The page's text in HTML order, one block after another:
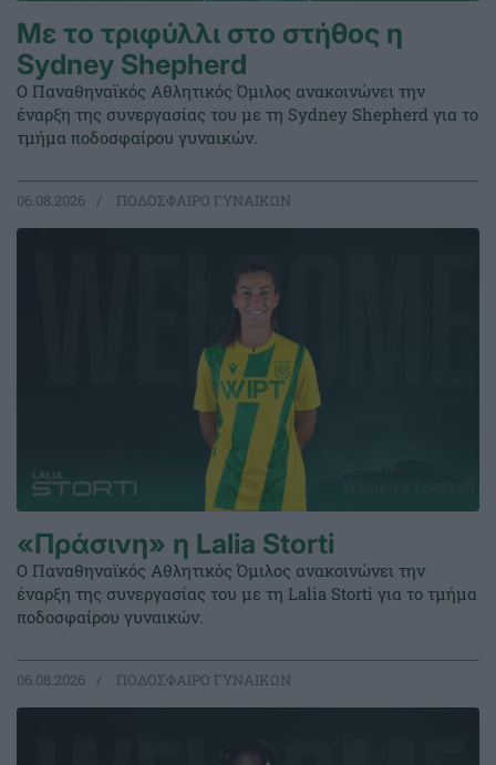
Με το τριφύλλι στο στήθος η
Sydney Shepherd
Ο Παναθηναϊκός Αθλητικός Όμιλος ανακοινώνει την
έναρξη της συνεργασίας του με τη Sydney Shepherd για το
τμήμα ποδοσφαίρου γυναικών.
06.08.2026 ΠΟΔΟΣΦΑΙΡΟ ΓΥΝΑΙΚΩΝ
«Πράσινη» η Lalia Storti
Ο Παναθηναϊκός Αθλητικός Όμιλος ανακοινώνει την
έναρξη της συνεργασίας του με τη Lalia Storti για το τμήμα
ποδοσφαίρου γυναικών.
06.08.2026 ΠΟΔΟΣΦΑΙΡΟ ΓΥΝΑΙΚΩΝ